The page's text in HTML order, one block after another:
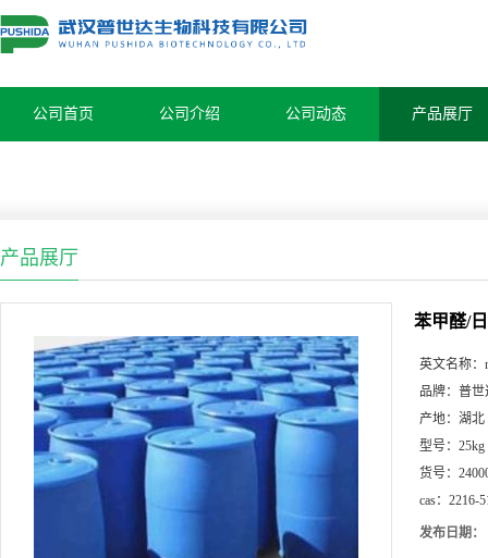
公司首页 公司介绍 公司动态 产品展厅
产品展厅
苯甲醛/
英文名称：
品牌： 普世
产地： 湖北
型号： 25kg
货号：
cas： 2216-
发布日期：